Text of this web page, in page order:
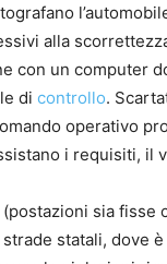
alla
con un computer
di controllo.
operativo
i requisiti, il
sia fisse
statali, dove